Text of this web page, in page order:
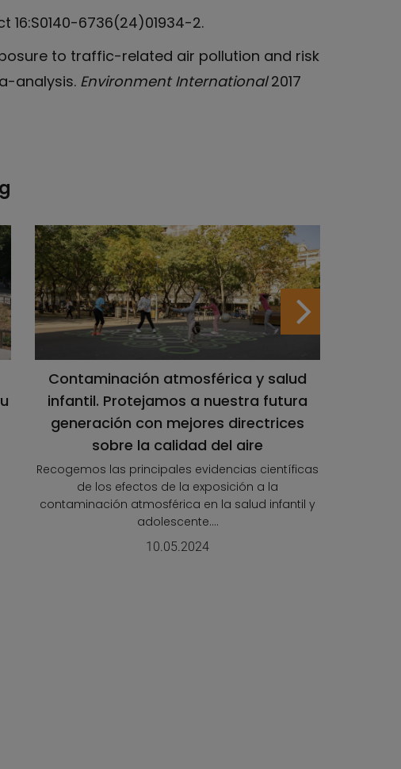
16:S0140-6736(24)01934-2.
to traffic-related air pollution and risk
analysis. Environment International2017
Contaminación atmosférica y salud
infantil. Protejamos a nuestra futura
generación con mejores directrices
sobre la calidad del aire
Recogemos las principales evidencias científicas
de los efectos de la exposición a la
contaminación atmosférica en la salud infantil y
adolescente....
10.05.2024